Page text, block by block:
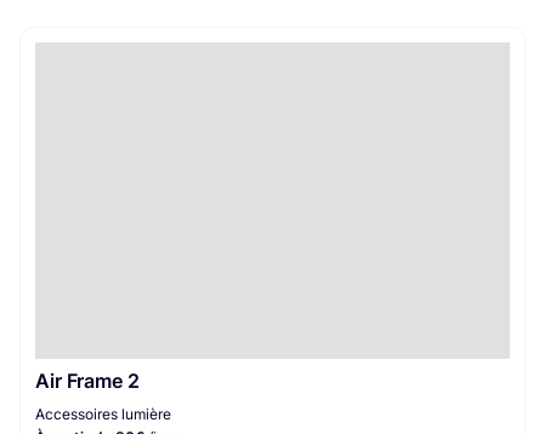
Air Frame 2
Accessoires lumière